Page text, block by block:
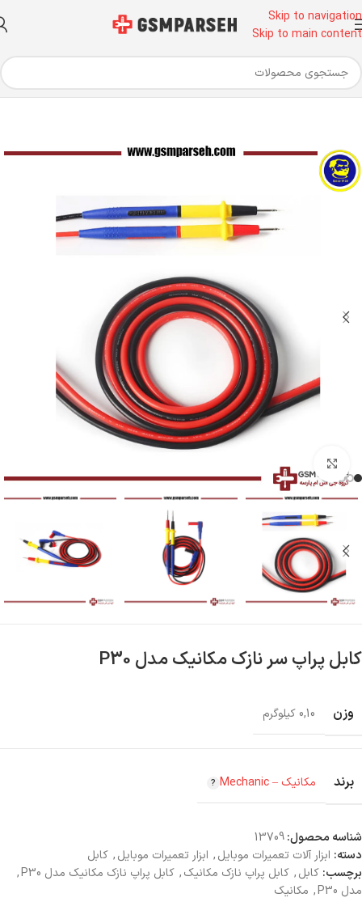
Skip to navigation
Skip to main content
خانه ابزار آلات تعمیرات موبایل باکس٬ دانگل و کابل تعیرات موبایل کابل
بزرگنمایی تصویر
کابل پراپ سر نازک مکانیک مدل P30
وزن 0,10 کیلوگرم
برند مکانیک – Mechanic
شناسه محصول:13709
دسته: ابزار آلات تعمیرات موبایل, ابزار تعمیرات موبایل, کابل
برچسب: کابل, کابل پراپ نازک مکانیک, کابل پراپ نازک مکانیک مدل P30
,
مدل P30
, مکانیک